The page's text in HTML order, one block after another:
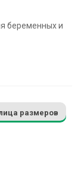
беременных и
размеров